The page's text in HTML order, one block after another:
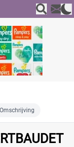
Omschrijving